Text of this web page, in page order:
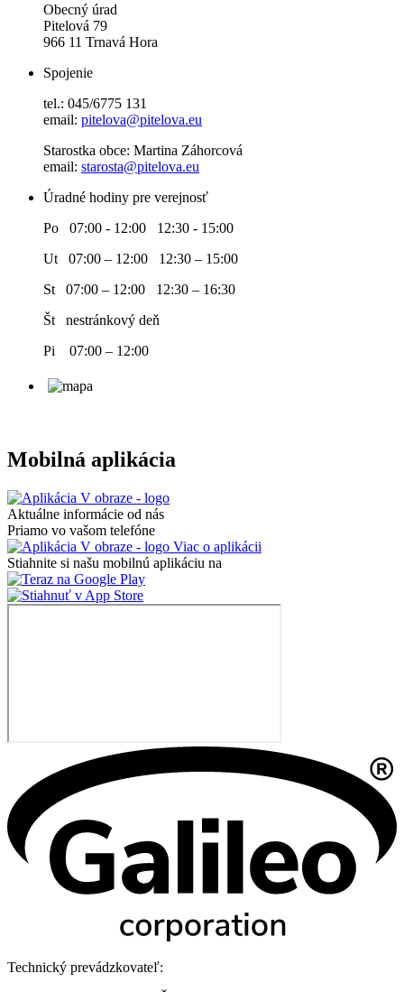
Obecný úrad
Pitelová 79
966 11 Trnavá Hora
Spojenie
tel.: 045/6775 131
email: pitelova@pitelova.eu
Starostka obce: Martina Záhorcová
email: starosta@pitelova.eu
Úradné hodiny pre verejnosť
Po 07:00 - 12:00 12:30 - 15:00
Ut 07:00 – 12:00 12:30 – 15:00
St 07:00 – 12:00 12:30 – 16:30
Št nestránkový deň
Pi 07:00 – 12:00
Mobilná aplikácia
Aktuálne informácie od nás
Priamo vo vašom telefóne
Viac o aplikácii
Stiahnite si našu mobilnú aplikáciu na
Technický prevádzkovateľ: